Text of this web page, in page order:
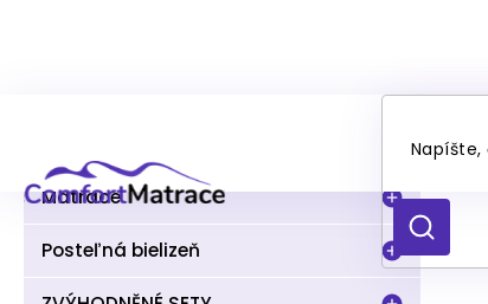
HĽADAŤ
n
ý
kategórie
Matrace
Posteľná bielizeň